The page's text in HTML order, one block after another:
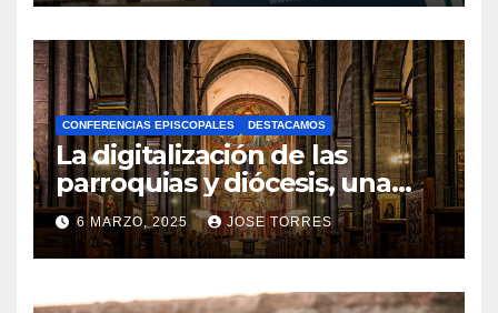
N
O
H
A
Y
C
O
M
N
CONFERENCIAS EPISCOPALES DESTACAMOS
La digitalización de las
parroquias y diócesis, una
realidad ya para el futuro de
la Iglesia
6 MARZO, 2025 JOSE TORRES
N
O